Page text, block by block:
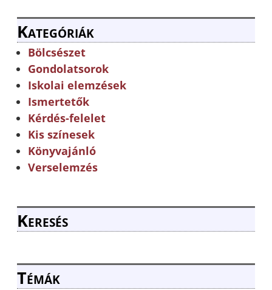
Kategóriák
Bölcsészet
Gondolatsorok
Iskolai elemzések
Ismertetők
Kérdés-felelet
Kis színesek
Könyvajánló
Verselemzés
Keresés
Témák